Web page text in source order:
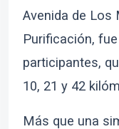
Avenida de Los
Purificación,
participantes,
10, 21 y 42
Más que una